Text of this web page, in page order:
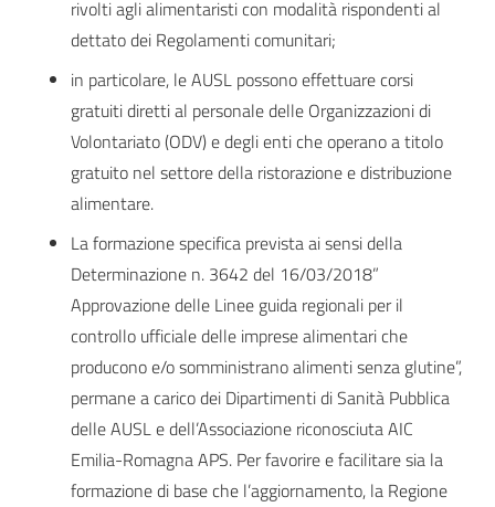
rivolti agli alimentaristi con modalità rispondenti al
dettato dei Regolamenti comunitari;
in particolare, le AUSL possono effettuare corsi
gratuiti diretti al personale delle Organizzazioni di
Volontariato (ODV) e degli enti che operano a titolo
gratuito nel settore della ristorazione e distribuzione
alimentare.
La formazione specifica prevista ai sensi della
Determinazione n. 3642 del 16/03/2018”
Approvazione delle Linee guida regionali per il
controllo ufficiale delle imprese alimentari che
producono e/o somministrano alimenti senza glutine”,
permane a carico dei Dipartimenti di Sanità Pubblica
delle AUSL e dell’Associazione riconosciuta AIC
Emilia-Romagna APS. Per favorire e facilitare sia la
formazione di base che l’aggiornamento, la Regione